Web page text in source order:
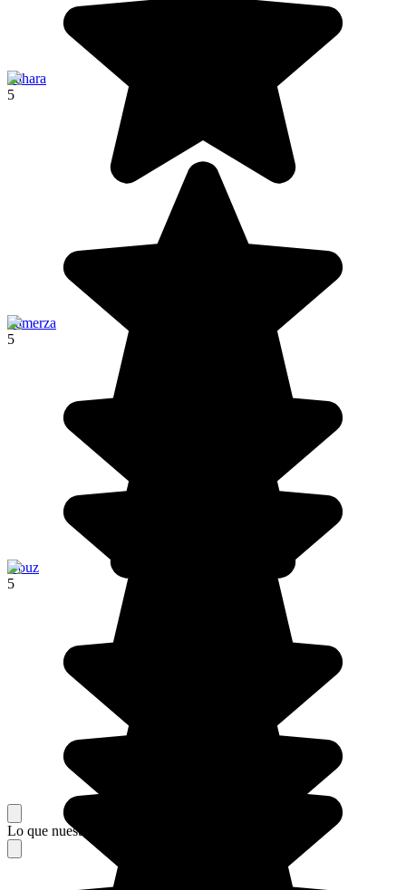
Sahara
5
Tamerza
5
Douz
5
Lo que nuestros viajeros piensan de su estancia